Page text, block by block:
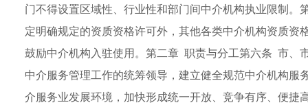
门不得设置区域性、行业性和部门间中介机构执业限制
定明确规定的资质资格许可外，其他各类中介机构资质
鼓励中介机构入驻使用。第二章 职责与分工第六条 市、
中介服务管理工作的统筹领导，建立健全规范中介机构
介服务业发展环境，加快形成统一开放、竞争有序、便